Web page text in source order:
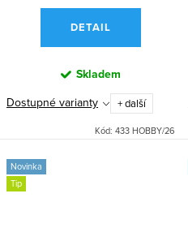
DETAIL
Skladem
Dostupné varianty + další
Kód: 433 HOBBY/26
Novinka
Tip